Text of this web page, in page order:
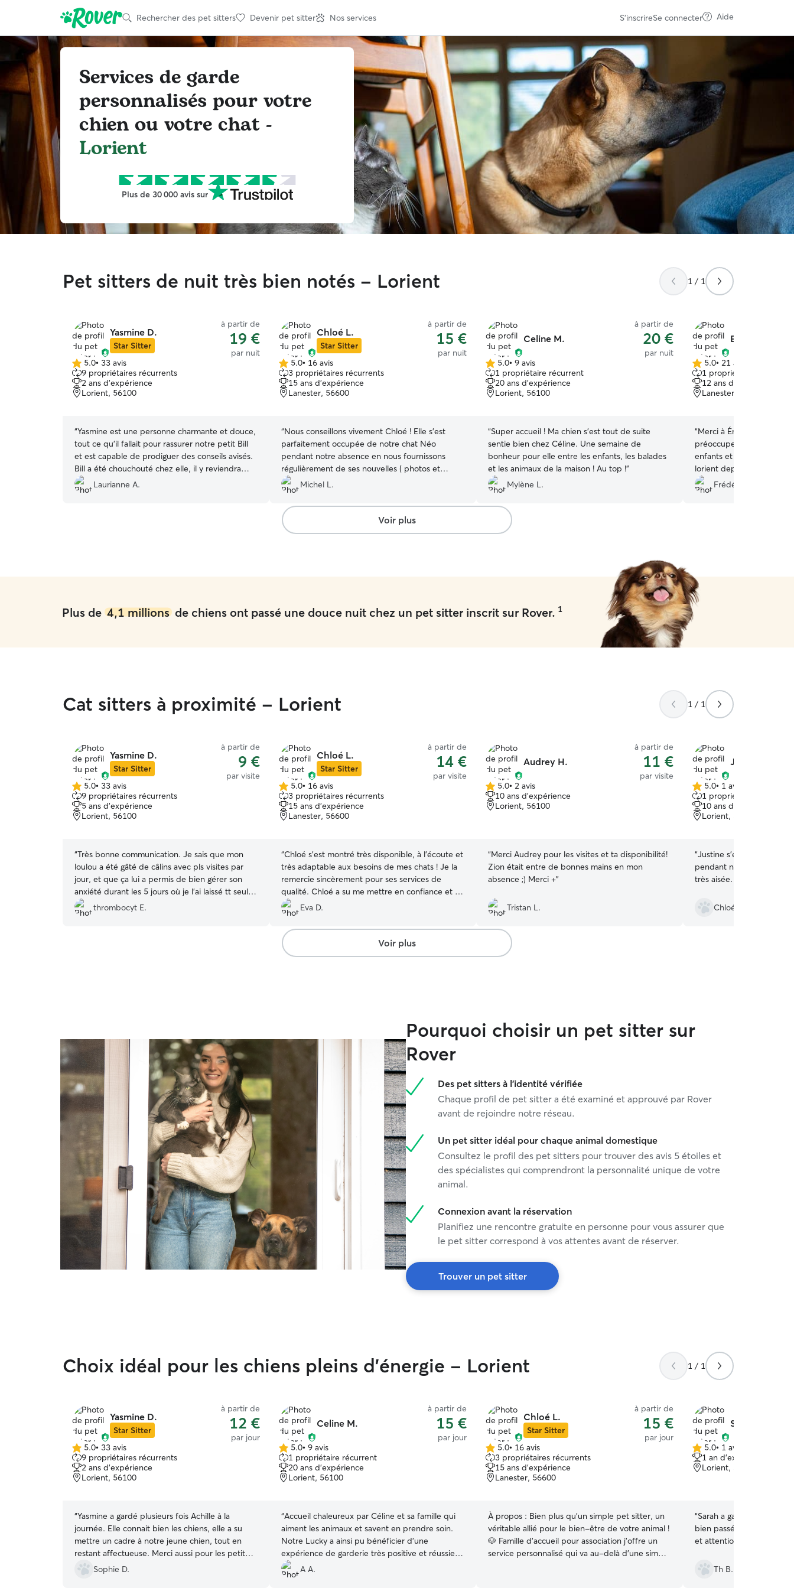
Rechercher des pet sitters Devenir pet sitter Nos services S'inscrireSe connecter Aide
Services de garde
personnalisés pour votre
chien ou votre chat -
Lorient
Plus de 30 000 avis sur
Pet sitters de nuit très bien notés - Lorient 1 / 1
Yasmine D.
Star Sitter
à partir de
19 €
par nuit
5.0 étoile(s)
sur
5
5.0• 33 avis
9 propriétaires récurrents
2 ans d'expérience
Lorient, 56100
“Yasmine est une personne charmante et douce,
tout ce qu'il fallait pour rassurer notre petit Bill
et est capable de prodiguer des conseils avisés.
Bill a été chouchouté chez elle, il y reviendra
sûrement. Nous remercions Yasmine pour sa
patience et sa souplesse également. A bientôt.
Laurianne A.
Chloé L.
Star Sitter
à partir de
15 €
par nuit
5.0 étoile(s)
sur
5
5.0• 16 avis
3 propriétaires récurrents
15 ans d'expérience
Lanester, 56600
“Nous conseillons vivement Chloé ! Elle s'est
parfaitement occupée de notre chat Néo
pendant notre absence en nous fournissons
régulièrement de ses nouvelles ( photos et
vidéos ). On voit qu'elle aime vraiment les
animaux . Après un petit temps d adaptation,
Néo s est très bien entendu avec les 2 chattes
de Chloé. Nous n'hésiterons pas à solliciter
Chloé lors de.nos prochaines absences . Encore
Michel L.
Celine M.
à partir de
20 €
par nuit
5.0 étoile(s)
sur
5
5.0• 9 avis
1 propriétaire récurrent
20 ans d'expérience
Lorient, 56100
“Super accueil ! Ma chien s'est tout de suite
sentie bien chez Céline. Une semaine de
bonheur pour elle entre les enfants, les balades
et les animaux de la maison ! Au top !”
Mylène L.
Emilie G.
5.0 étoile(s)
sur
5
5.0• 21 avis
1 propriétaire récurrent
12 ans d'expérience
Lanester, 56600
“Merci à Émile pour
préoccupe du bien être
enfants et phoenix se sont
lorient depuis peu, je suis
d’avoir trouvé Emilie.
confiance, très agréable
Frédéric B.
Voir plus
Plus de4,1 millions de chiens ont passé une douce nuit chez un pet sitter inscrit sur Rover. 1
Cat sitters à proximité - Lorient 1 / 1
Yasmine D.
Star Sitter
à partir de
9 €
par visite
5.0 étoile(s)
sur
5
5.0• 33 avis
9 propriétaires récurrents
5 ans d'expérience
Lorient, 56100
“Très bonne communication. Je sais que mon
loulou a été gâté de câlins avec pls visites par
jour, et que ça lui a permis de bien gérer son
anxiété durant les 5 jours où je l'ai laissé tt seul à
la maison :') Je recommande, et referai d'ailleurs
appel aux services de Yasmine (en espérant
thrombocyt E.
Chloé L.
Star Sitter
à partir de
14 €
par visite
5.0 étoile(s)
sur
5
5.0• 16 avis
3 propriétaires récurrents
15 ans d'expérience
Lanester, 56600
“Chloé s’est montré très disponible, à l’écoute et
très adaptable aux besoins de mes chats ! Je la
remercie sincèrement pour ses services de
qualité. Chloé a su me mettre en confiance et je
referai appel à ses services lors de mes
prochains voyages !
Eva D.
Audrey H.
à partir de
11 €
par visite
5.0 étoile(s)
sur
5
5.0• 2 avis
10 ans d'expérience
Lorient, 56100
“Merci Audrey pour les visites et ta disponibilité!
Zion était entre de bonnes mains en mon
absence ;) Merci +”
Tristan L.
Justine M.
5.0 étoile(s)
sur
5
5.0• 1 avis
1 propriétaire récurrent
10 ans d'expérience
Lorient, 56100
“Justine s’est très bien
pendant notre absence.
très aisée. Encore merci !
Chloé V.
Voir plus
Pourquoi choisir un pet sitter sur
Rover
Des pet sitters à l'identité vérifiée
Chaque profil de pet sitter a été examiné et approuvé par Rover
avant de rejoindre notre réseau.
Un pet sitter idéal pour chaque animal domestique
Consultez le profil des pet sitters pour trouver des avis 5 étoiles et
des spécialistes qui comprendront la personnalité unique de votre
animal.
Connexion avant la réservation
Planifiez une rencontre gratuite en personne pour vous assurer que
le pet sitter correspond à vos attentes avant de réserver.
Trouver un pet sitter
Choix idéal pour les chiens pleins d'énergie - Lorient 1 / 1
Yasmine D.
Star Sitter
à partir de
12 €
par jour
5.0 étoile(s)
sur
5
5.0• 33 avis
9 propriétaires récurrents
2 ans d'expérience
Lorient, 56100
“Yasmine a gardé plusieurs fois Achille à la
journée. Elle connait bien les chiens, elle a su
mettre un cadre à notre jeune chien, tout en
restant affectueuse. Merci aussi pour les petites
gardes de dépannage en dernière minute !
Sophie D.
Celine M.
à partir de
15 €
par jour
5.0 étoile(s)
sur
5
5.0• 9 avis
1 propriétaire récurrent
20 ans d'expérience
Lorient, 56100
“Accueil chaleureux par Céline et sa famille qui
aiment les animaux et savent en prendre soin.
Notre Lucky a ainsi pu bénéficier d'une
expérience de garderie très positive et réussie
dans un cadre agréable et sécurisé. C'est en
toute confiance que je confierai à nouveau
A A.
Chloé L.
Star Sitter
à partir de
15 €
par jour
5.0 étoile(s)
sur
5
5.0• 16 avis
3 propriétaires récurrents
15 ans d'expérience
Lanester, 56600
À propos : Bien plus qu’un simple pet sitter, un
véritable allié pour le bien-être de votre animal !
🐶 Famille d’accueil pour association j’offre un
service personnalisé qui va au-delà d’une simple
Sarah C.
5.0 étoile(s)
sur
5
5.0• 1 avis
1 an d'expérience
Lorient, 56100
“Sarah a gardé mon chien
bien passé. Elle m’a
et attentionnée.
Th B.